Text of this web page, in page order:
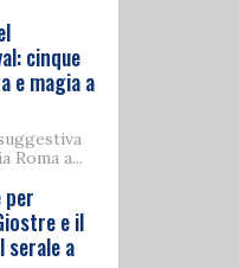
cinque
e magia a
Roma a...
per
e il
serale a